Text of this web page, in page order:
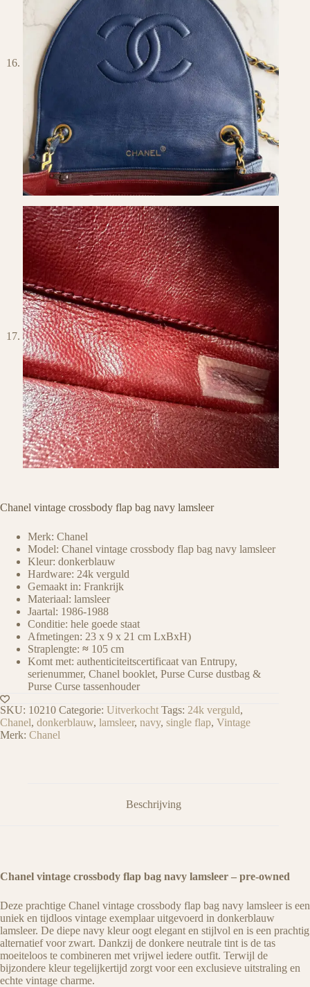
Chanel vintage crossbody flap bag navy lamsleer
Merk: Chanel
Model: Chanel vintage crossbody flap bag navy lamsleer
Kleur: donkerblauw
Hardware: 24k verguld
Gemaakt in: Frankrijk
Materiaal: lamsleer
Jaartal: 1986-1988
Conditie: hele goede staat
Afmetingen: 23 x 9 x 21 cm LxBxH)
Straplengte: ≈ 105 cm
Komt met: authenticiteitscertificaat van Entrupy,
serienummer, Chanel booklet, Purse Curse dustbag &
Purse Curse tassenhouder
SKU: 10210 Categorie: Uitverkocht Tags: 24k verguld,
Chanel, donkerblauw, lamsleer, navy, single flap, Vintage
Merk: Chanel
Beschrijving
Chanel vintage crossbody flap bag navy lamsleer – pre-owned
Deze prachtige Chanel vintage crossbody flap bag navy lamsleer is een
uniek en tijdloos vintage exemplaar uitgevoerd in donkerblauw
lamsleer. De diepe navy kleur oogt elegant en stijlvol en is een prachtig
alternatief voor zwart. Dankzij de donkere neutrale tint is de tas
moeiteloos te combineren met vrijwel iedere outfit. Terwijl de
bijzondere kleur tegelijkertijd zorgt voor een exclusieve uitstraling en
echte vintage charme.